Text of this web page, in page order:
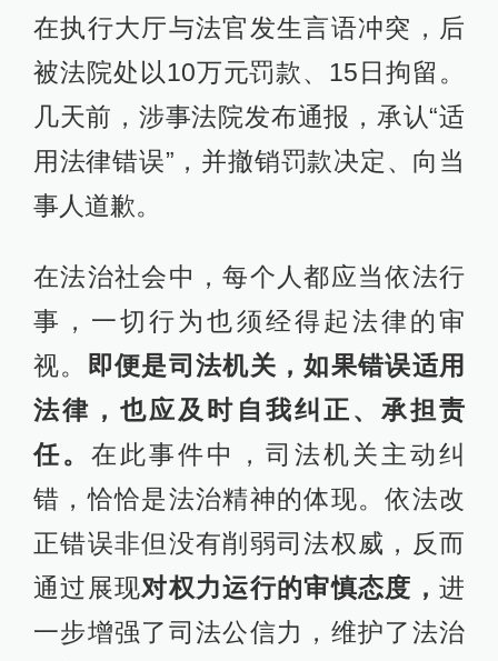
在执行大厅与法官发生言语冲突，后
被法院处以10万元罚款、15日拘留。
几天前，涉事法院发布通报，承认“适
用法律错误”，并撤销罚款决定、向当
事人道歉。
在法治社会中，每个人都应当依法行
事，一切行为也须经得起法律的审
视。 即便是司法机关，如果错误适用
法律，也应及时自我纠正、承担责
任。在此事件中，司法机关主动纠
错，恰恰是法治精神的体现。依法改
正错误非但没有削弱司法权威，反而
通过展现对权力运行的审慎态度，进
一步增强了司法公信力，维护了法治